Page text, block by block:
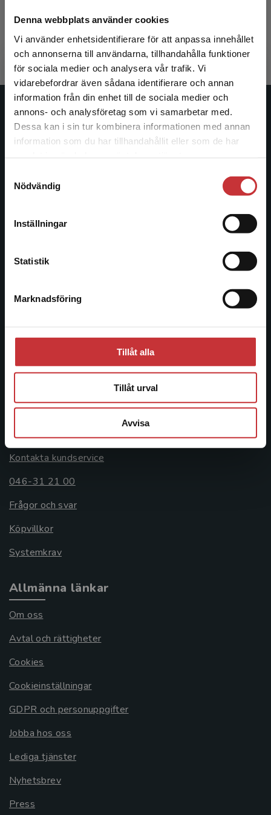
Denna webbplats använder cookies
Vi använder enhetsidentifierare för att anpassa innehållet
och annonserna till användarna, tillhandahålla funktioner
för sociala medier och analysera vår trafik. Vi
vidarebefordrar även sådana identifierare och annan
information från din enhet till de sociala medier och
annons- och analysföretag som vi samarbetar med.
Dessa kan i sin tur kombinera informationen med annan
information som du har tillhandahållit eller som de har
Nödvändig
Inställningar
Statistik
Marknadsföring
Tillåt alla
Tillåt urval
Avvisa
Begränsad fraktregion
Det verkar som att du besöker
studentlitteratur.se via en enhet utanför Sverige.
Vi erbjuder inte leveranser utanför Sverige. För
att kunna slutföra ett köp måste
260 krinkl. moms
Exkl. moms: 245 kr
Exkl.
Studentlitteratur
Studentlitteratur grundades 1963 och är idag Sveriges
ledande utbildningsförlag. Med läromedel, kurslitteratur,
informationstjänster i utbudet, finns Studentlitteratur med
Kontakta oss
221 00 Lund
Besöksadress:
226 60 Lund
Kontakta kundservice
046-31 21 00
Frågor och svar
Köpvillkor
Systemkrav
Allmänna länkar
Om oss
Avtal och rättigheter
Cookies
Cookieinställningar
GDPR och personuppgifter
Jobba hos oss
Lediga tjänster
Nyhetsbrev
Press